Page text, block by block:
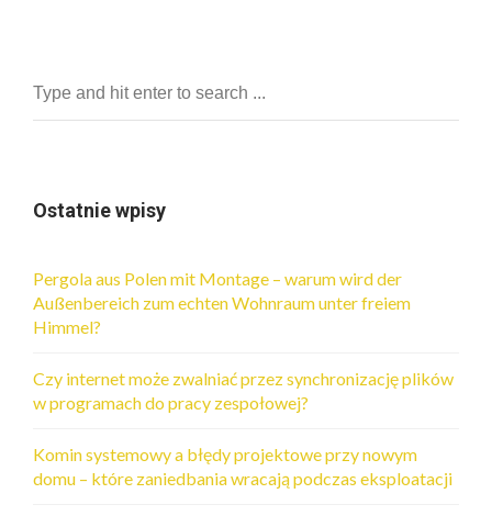
Ostatnie wpisy
Pergola aus Polen mit Montage – warum wird der
Außenbereich zum echten Wohnraum unter freiem
Himmel?
Czy internet może zwalniać przez synchronizację plików
w programach do pracy zespołowej?
Komin systemowy a błędy projektowe przy nowym
domu – które zaniedbania wracają podczas eksploatacji